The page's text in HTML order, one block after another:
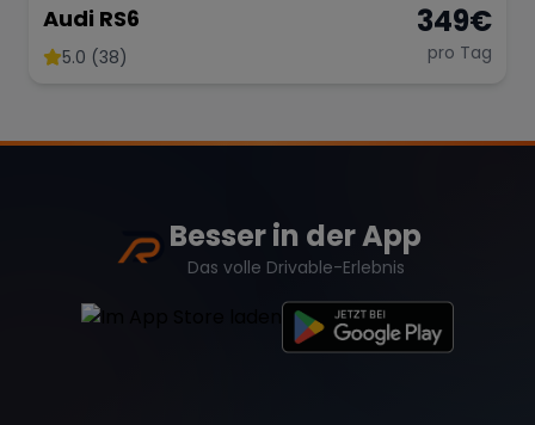
Audi RS6
5.0 (38)
349€
pro Tag
Besser in der App
Das volle Drivable-Erlebnis